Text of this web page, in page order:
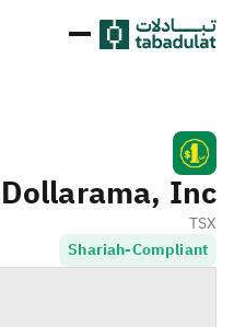
Dollarama, Inc.
TSX
Shariah-Compliant